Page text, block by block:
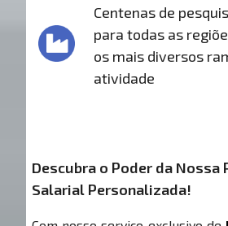
Centenas de
para todas as
os mais diversos
atividade
Descubra o Poder da Nossa
Salarial Personalizada!